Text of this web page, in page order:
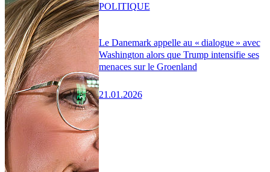
Le Danemark appelle au « dialogue » avec
Washington alors que Trump intensifie ses
menaces sur le Groenland
21.01.2026
POLITIQUE